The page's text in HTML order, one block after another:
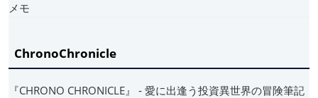
メモ
ChronoChronicle
『CHRONO CHRONICLE』 ‐ 愛に出逢う投資異世界の冒険筆記